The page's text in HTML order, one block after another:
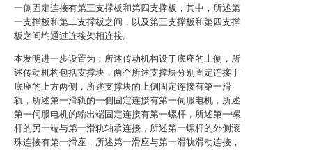
一侧固定连接有第三支撑板和第四支撑板，其中，所述第
一支撑板和第二支撑板之间，以及第三支撑板和第四支撑
板之间均通过连接架相连接。
本发明进一步设置为：所述传动机构设于底座的上侧，所
述传动机构包括支撑块，两个所述支撑块分别固定连接于
底座的上方两侧，所述支撑块的上侧固定连接有第一滑
轨，所述第一滑轨的一侧固定连接有第一伺服电机，所述
第一伺服电机的输出端固定连接有第一螺杆，所述第一螺
杆的另一端与第一滑轨轴承连接，所述第一螺杆的外侧滚
珠连接有第一滑座，所述第一滑座与第一滑轨滑动连接，